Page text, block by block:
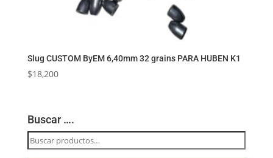
Slug CUSTOM ByEM 6,40mm 32 grains PARA HUBEN K1
$18,200
Buscar ….
Buscar
por: